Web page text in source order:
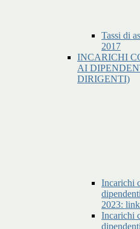
Tassi di
2017
INCARICHI
AI
DIRIGENTI)
Incarichi
2023:
Incarichi